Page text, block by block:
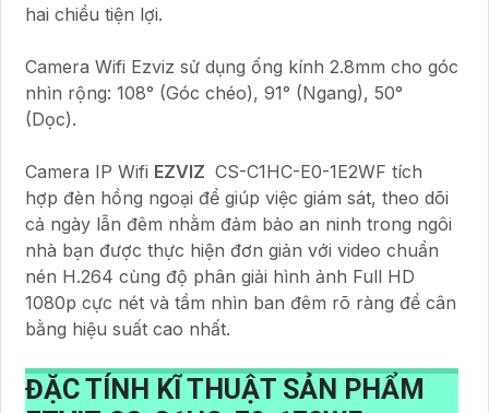
hai chiều tiện lợi.
Camera Wifi Ezviz sử dụng ống kính 2.8mm cho góc
nhìn rộng: 108° (Góc chéo), 91° (Ngang), 50°
(Dọc).
Camera IP Wifi EZVIZ CS-C1HC-E0-1E2WF tích
hợp đèn hồng ngoại để giúp việc giám sát, theo dõi
cả ngày lẫn đêm nhằm đảm bảo an ninh trong ngôi
nhà bạn được thực hiện đơn giản với video chuẩn
nén H.264 cùng độ phân giải hình ảnh Full HD
1080p cực nét và tầm nhìn ban đêm rõ ràng để cân
bằng hiệu suất cao nhất.
ĐẶC TÍNH KĨ THUẬT SẢN PHẨM